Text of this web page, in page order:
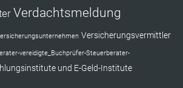
Verdachtsmeldung
Versicherungsvermittler
vereidigte_Buchprüfer-Steuerberater-
und E-Geld-Institute